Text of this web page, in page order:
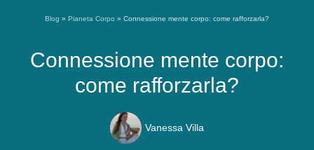
Blog » Pianeta Corpo » Connessione mente corpo: come rafforzarla?
Connessione mente corpo:
come rafforzarla?
Vanessa Villa